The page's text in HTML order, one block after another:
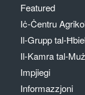
Featured
Iċ-Ċentru
Il-Grupp tal-
Il-Kamra tal-
Impjiegi
Informazzjoni